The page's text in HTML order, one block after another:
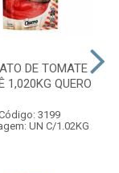
DE TOMATE
1,020KG QUERO
3199
UN C/1.02KG